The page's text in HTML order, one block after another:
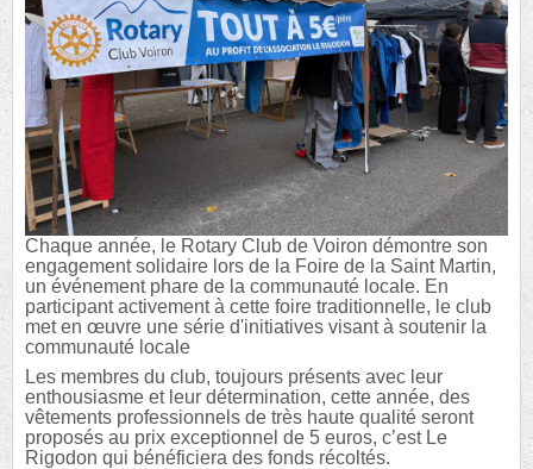
Chaque année, le Rotary Club de Voiron démontre son
engagement solidaire lors de la Foire de la Saint Martin,
un événement phare de la communauté locale. En
participant activement à cette foire traditionnelle, le club
met en œuvre une série d'initiatives visant à soutenir la
communauté locale
Les membres du club, toujours présents avec leur
enthousiasme et leur détermination, cette année, des
vêtements professionnels de très haute qualité seront
proposés au prix exceptionnel de 5 euros, c’est Le
Rigodon qui bénéficiera des fonds récoltés.